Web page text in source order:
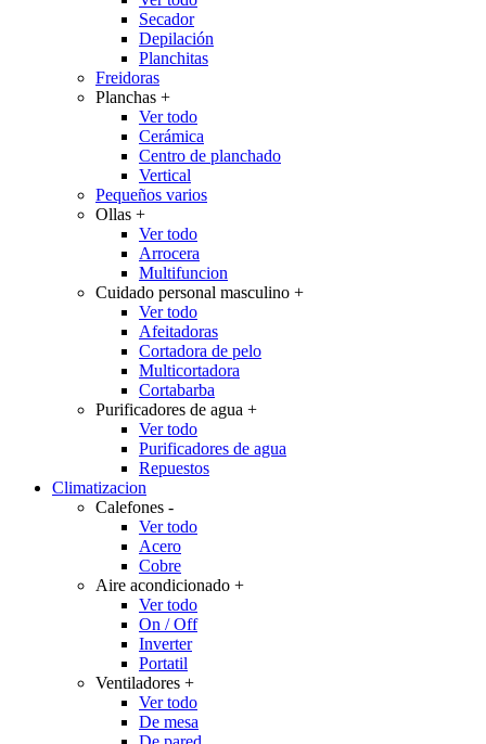
Secador
Depilación
Planchitas
Freidoras
Planchas +
Ver todo
Cerámica
Centro de planchado
Vertical
Pequeños varios
Ollas +
Ver todo
Arrocera
Multifuncion
Cuidado personal masculino +
Ver todo
Afeitadoras
Cortadora de pelo
Multicortadora
Cortabarba
Purificadores de agua +
Ver todo
Purificadores de agua
Repuestos
Climatizacion
Calefones -
Ver todo
Acero
Cobre
Aire acondicionado +
Ver todo
On / Off
Inverter
Portatil
Ventiladores +
Ver todo
De mesa